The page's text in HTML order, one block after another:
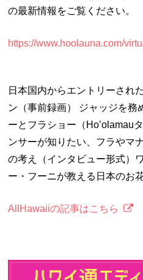
の最新情報をご覧ください。
https://www.hoolauna.com/
日本国内からエントリーされ
ン（事前録画） ジャッジを務
ーとフラショー（Hoʼolamau
ンサーが知りたい、フラやマ
の考え（インタビュー形式）
ー・フーニが教える日本のお
AllHawaiiの記事はこちら